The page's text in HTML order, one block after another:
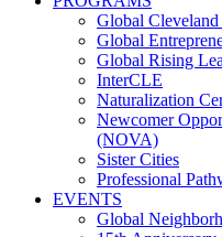
Global
Global
Global Rising
InterCLE
Naturalization
Newcomer
(NOVA)
Sister Cities
Professional
EVENTS
Global